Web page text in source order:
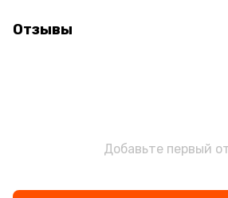
Отзывы
Добавьте первый